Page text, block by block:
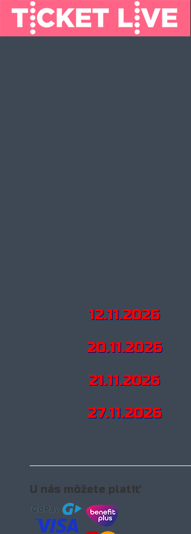
12.11.2026
20.11.2026
21.11.2026
27.11.2026
U nás môžete platiť